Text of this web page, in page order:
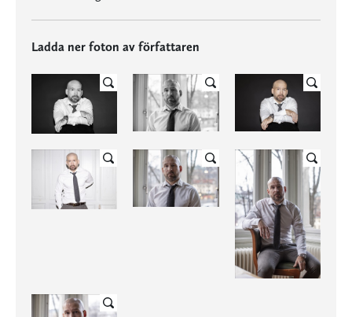
Ladda ner foton av författaren